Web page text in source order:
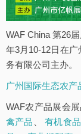
WAF China 第26
年3月10-12日在
务有限公司主办。
广州国际生态农产
WAF农产品展会
禽产品
、有机食品